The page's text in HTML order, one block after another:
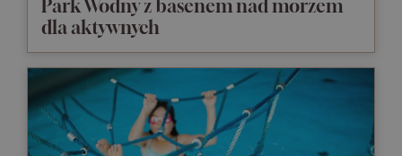
Park Wodny z basenem nad morzem
dla aktywnych